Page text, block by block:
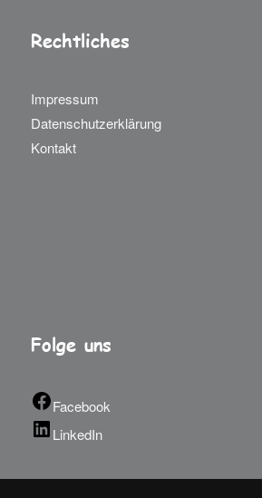
Rechtliches
Impressum
Datenschutzerklärung
Kontakt
Folge uns
Facebook
LinkedIn